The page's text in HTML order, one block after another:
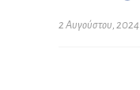
2 Αυγούστου, 2024